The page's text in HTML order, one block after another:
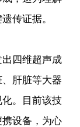
传证据。
四维超声成
肝脏等大器
。目前该技
设备，为心